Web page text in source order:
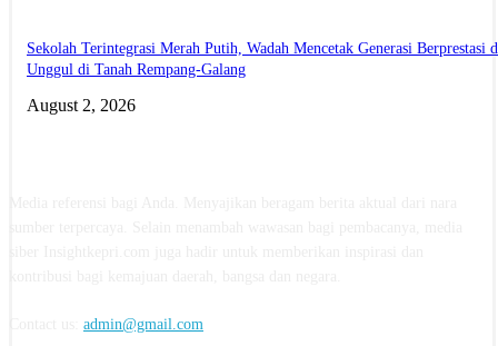
Sekolah Terintegrasi Merah Putih, Wadah Mencetak Generasi Berprestasi
Unggul di Tanah Rempang-Galang
August 2, 2026
admin@gmail.com